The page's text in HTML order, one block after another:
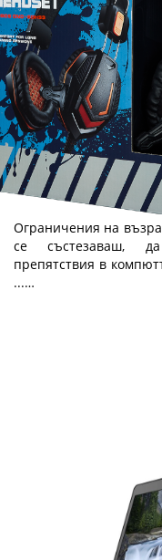
ТОП 6 гейминг
един геймър: Част 1
Геймингът е
Ограничения на
се състезаваш,
препятствия в
...…